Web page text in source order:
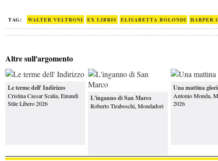
TAG: WALTER VELTRONI EX LIBRIS ELISABETTA BOLONDI HARPER
Altre sull'argomento
Le terme dell' Indirizzo
Cristina Cassar Scalia, Einaudi
Stile Libero 2026
L'inganno di San Marco
Roberto Tiraboschi, Mondadori
Una mattina
Antonio Monda,
2026